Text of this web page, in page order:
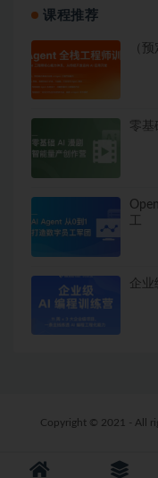
课程推荐
（
零基
工
企业
Copyright © 2021 - All